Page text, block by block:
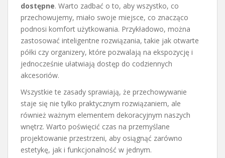
dostępne. Warto zadbać o to, aby wszystko, co
przechowujemy, miało swoje miejsce, co znacząco
podnosi komfort użytkowania. Przykładowo, można
zastosować inteligentne rozwiązania, takie jak otwarte
półki czy organizery, które pozwalają na ekspozycję i
jednocześnie ułatwiają dostęp do codziennych
akcesoriów.
Wszystkie te zasady sprawiają, że przechowywanie
staje się nie tylko praktycznym rozwiązaniem, ale
również ważnym elementem dekoracyjnym naszych
wnętrz. Warto poświęcić czas na przemyślane
projektowanie przestrzeni, aby osiągnąć zarówno
estetykę, jak i funkcjonalność w jednym.